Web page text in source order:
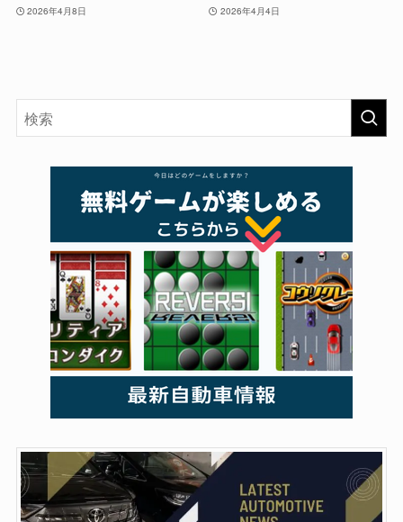
2026年4月8日 2026年4月4日